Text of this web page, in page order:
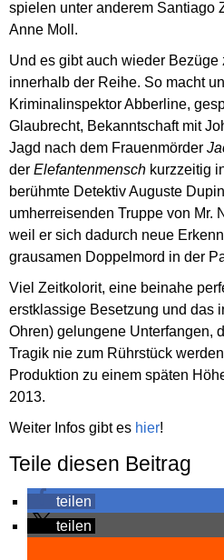
spielen unter anderem Santiago
Anne Moll.
Und es gibt auch wieder Bezüge
innerhalb der Reihe. So macht
Kriminalinspektor Abberline,
Glaubrecht, Bekanntschaft mit
Jagd nach dem Frauenmörder
der Elefantenmensch kurzzeitig
berühmte Detektiv Auguste
umherreisenden Truppe von Mr.
weil er sich dadurch neue
grausamen Doppelmord in der
Viel Zeitkolorit, eine beinahe
erstklassige Besetzung und das
Ohren) gelungene Unterfangen,
Tragik nie zum Rührstück
Produktion zu einem späten
2013.
Weiter Infos gibt es hier!
Teile diesen Beitrag
teilen
teilen